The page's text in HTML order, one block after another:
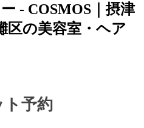
- COSMOS｜摂津
区の美容室・ヘア
ト予約